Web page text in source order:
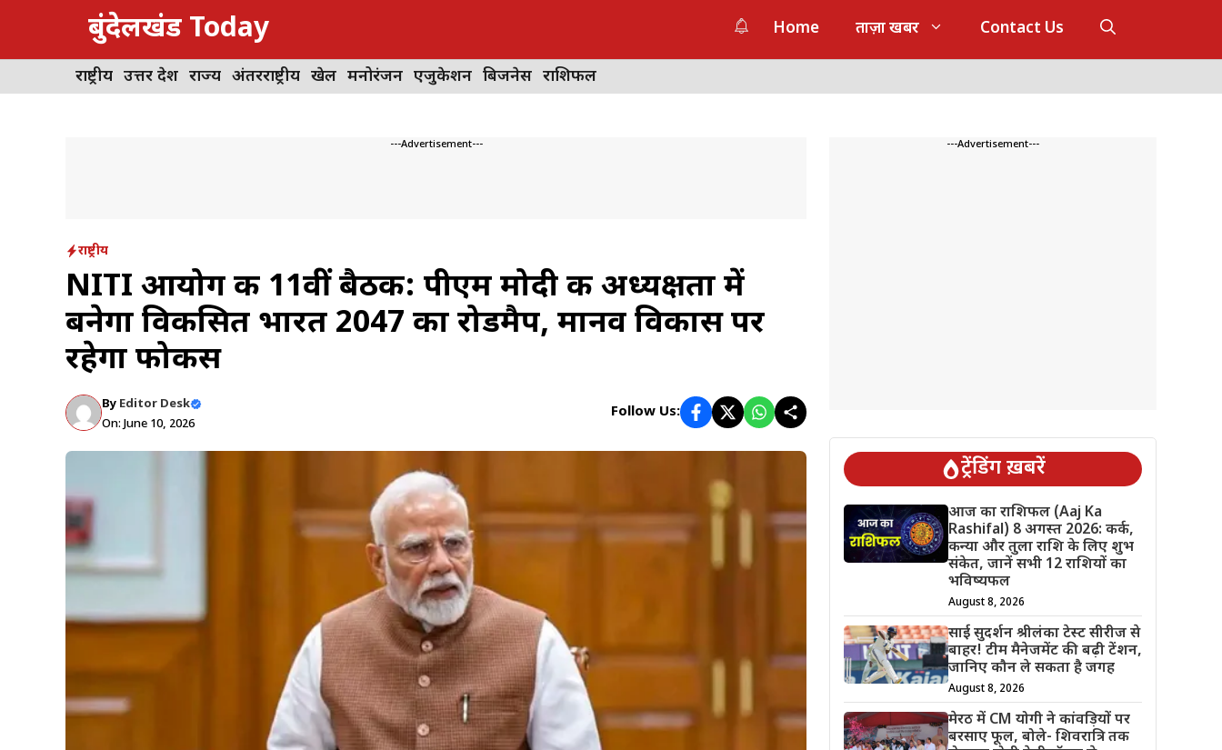
content
बुंदेलखंड Today Home ताज़ा खबर Contact Us
राष्ट्रीय उत्तर प्रदेश राज्य अंतरराष्ट्रीय खेल मनोरंजन एजुकेशन बिजनेस राशिफल
---Advertisement---
राष्ट्रीय
NITI आयोग की 11वीं बैठक: पीएम मोदी की अध्यक्षता में
बनेगा विकसित भारत 2047 का रोडमैप, मानव विकास पर
रहेगा फोकस
By Editor Desk
On: June 10, 2026
Follow Us:
---Advertisement---
ट्रेंडिंग ख़बरें
आज का राशिफल (Aaj Ka
Rashifal) 8 अगस्त 2026: कर्क,
कन्या और तुला राशि के लिए शुभ
संकेत, जानें सभी 12 राशियों का
भविष्यफल
August 8, 2026
साई सुदर्शन श्रीलंका टेस्ट सीरीज से
बाहर! टीम मैनेजमेंट की बढ़ी टेंशन,
जानिए कौन ले सकता है जगह
August 8, 2026
मेरठ में CM योगी ने कांवड़ियों पर
बरसाए फूल, बोले- शिवरात्रि तक